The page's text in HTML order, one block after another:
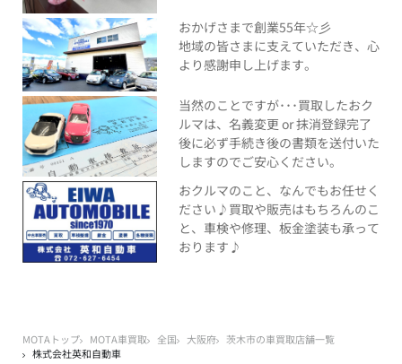
おかげさまで創業55年☆彡
地域の皆さまに支えていただき、心
より感謝申し上げます。
当然のことですが･･･買取したおク
ルマは、名義変更 or 抹消登録完了
後に必ず手続き後の書類を送付いた
しますのでご安心ください。
おクルマのこと、なんでもお任せく
ださい♪買取や販売はもちろんのこ
と、車検や修理、板金塗装も承って
おります♪
MOTAトップ MOTA車買取 全国 大阪府
茨木市の車買取店舗一覧
株式会社英和自動車